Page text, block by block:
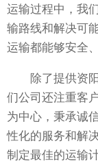
运输过程中，我
输路线和解决可
运输都能够安全
除了提供资阳
们公司还注重客
为中心，秉承诚
性化的服务和解
制定最佳的运输